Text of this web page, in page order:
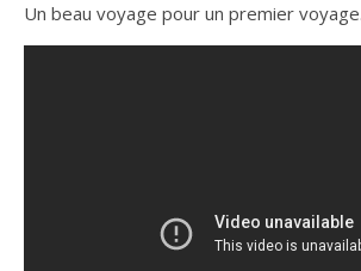
Un beau voyage pour un premier